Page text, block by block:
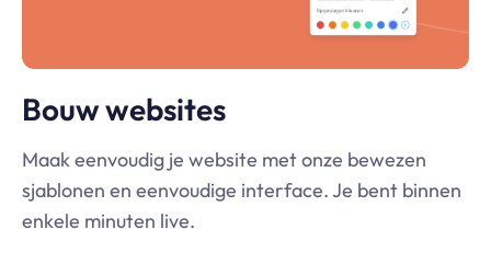
Bouw websites
Maak eenvoudig je website met onze bewezen
sjablonen en eenvoudige interface. Je bent binnen
enkele minuten live.